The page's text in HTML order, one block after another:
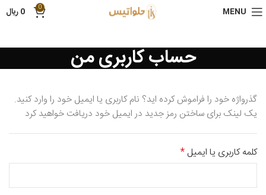
MENU
0
0ریال
حساب کاربری من
گذرواژه خود را فراموش کرده اید؟ نام کاربری یا ایمیل خود را وارد کنید.
یک لینک برای ساختن رمز جدید در ایمیل خود دریافت خواهید کرد
کلمه کاربری یا ایمیل *